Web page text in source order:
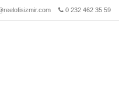
0 232 462 35 59